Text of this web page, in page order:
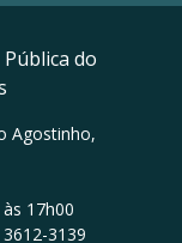
do
Agostinho,
17h00
3139